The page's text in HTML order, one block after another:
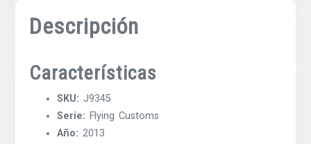
Descripción
Características
SKU: J9345
Serie: Flying Customs
Año: 2013